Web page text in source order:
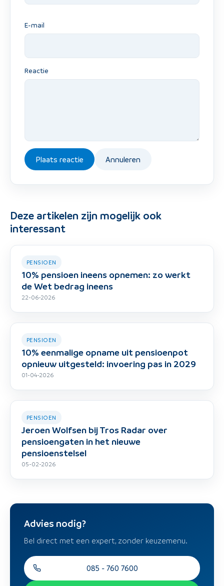
E-mail
Reactie
Plaats reactie Annuleren
Deze artikelen zijn mogelijk ook
interessant
PENSIOEN
10% pensioen ineens opnemen: zo werkt
de Wet bedrag ineens
22-06-2026
PENSIOEN
10% eenmalige opname uit pensioenpot
opnieuw uitgesteld: invoering pas in 2029
01-04-2026
PENSIOEN
Jeroen Wolfsen bij Tros Radar over
pensioengaten in het nieuwe
pensioenstelsel
05-02-2026
Advies nodig?
Bel direct met een expert, zonder keuzemenu.
085 - 760 7600